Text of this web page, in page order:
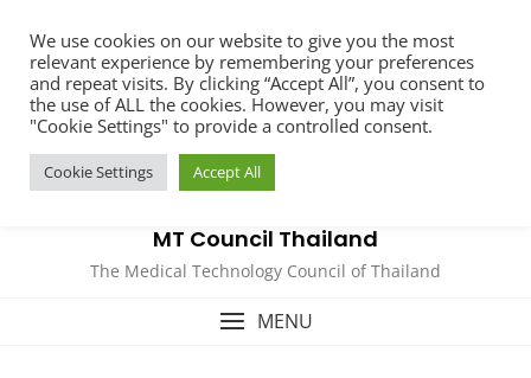
MT Council Thailand
The Medical Technology Council of Thailand
MENU
We use cookies on our website to give you the most
relevant experience by remembering your preferences
and repeat visits. By clicking “Accept All”, you consent to
the use of ALL the cookies. However, you may visit
"Cookie Settings" to provide a controlled consent.
Cookie Settings Accept All